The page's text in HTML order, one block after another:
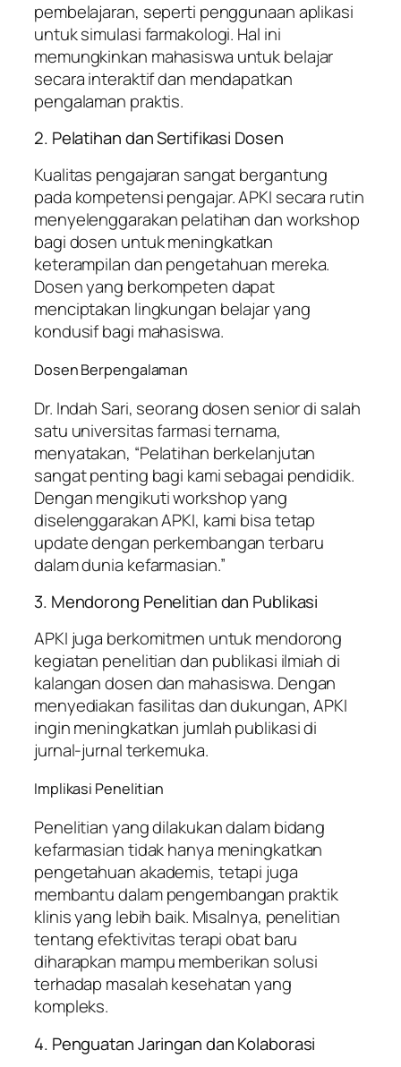
pembelajaran, seperti penggunaan aplikasi
untuk simulasi farmakologi. Hal ini
memungkinkan mahasiswa untuk belajar
secara interaktif dan mendapatkan
pengalaman praktis.
2. Pelatihan dan Sertifikasi Dosen
Kualitas pengajaran sangat bergantung
pada kompetensi pengajar. APKI secara rutin
menyelenggarakan pelatihan dan workshop
bagi dosen untuk meningkatkan
keterampilan dan pengetahuan mereka.
Dosen yang berkompeten dapat
menciptakan lingkungan belajar yang
kondusif bagi mahasiswa.
Dosen Berpengalaman
Dr. Indah Sari, seorang dosen senior di salah
satu universitas farmasi ternama,
menyatakan, “Pelatihan berkelanjutan
sangat penting bagi kami sebagai pendidik.
Dengan mengikuti workshop yang
diselenggarakan APKI, kami bisa tetap
update dengan perkembangan terbaru
dalam dunia kefarmasian.”
3. Mendorong Penelitian dan Publikasi
APKI juga berkomitmen untuk mendorong
kegiatan penelitian dan publikasi ilmiah di
kalangan dosen dan mahasiswa. Dengan
menyediakan fasilitas dan dukungan, APKI
ingin meningkatkan jumlah publikasi di
jurnal-jurnal terkemuka.
Implikasi Penelitian
Penelitian yang dilakukan dalam bidang
kefarmasian tidak hanya meningkatkan
pengetahuan akademis, tetapi juga
membantu dalam pengembangan praktik
klinis yang lebih baik. Misalnya, penelitian
tentang efektivitas terapi obat baru
diharapkan mampu memberikan solusi
terhadap masalah kesehatan yang
kompleks.
4. Penguatan Jaringan dan Kolaborasi